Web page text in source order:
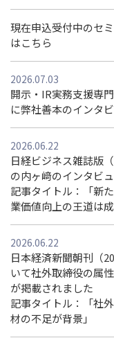
現在申込受付中のセ
はこちら
2026.07.03
開示・IR実務支援専
に弊社善本のインタ
2026.06.22
日経ビジネス雑誌版
の内ヶ﨑のインタビ
記事タイトル：「新
業価値向上の王道は成
2026.06.22
日本経済新聞朝刊（
いて社外取締役の属
が掲載されました
記事タイトル：「社
材の不⾜が背景」